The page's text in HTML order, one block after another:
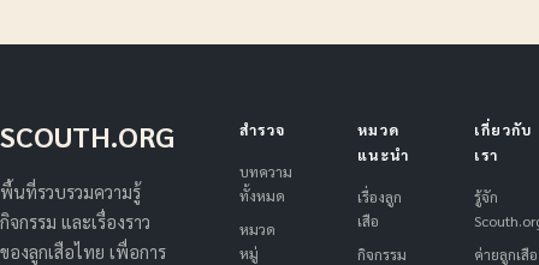
SCOUTH.ORG
พื้นที่รวบรวมความรู้
กิจกรรม และเรื่องราว
ของลูกเสือไทย เพื่อการ
สำรวจ
บทความ
ทั้งหมด
หมวด
หมู่
หมวด
แนะนำ
เรื่องลูก
เสือ
กิจกรรม
เกี่ยวกับ
เรา
รู้จัก
ค่ายลูกเสือ